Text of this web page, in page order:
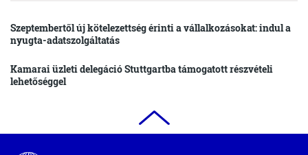
Szeptembertől új kötelezettség érinti a vállalkozásokat: indul a
nyugta-adatszolgáltatás
Kamarai üzleti delegáció Stuttgartba támogatott részvételi
lehetőséggel